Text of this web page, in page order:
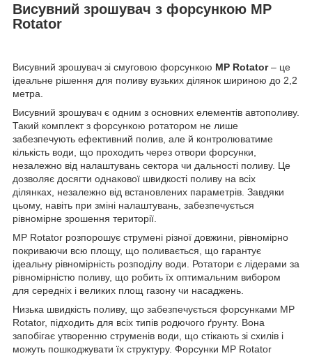
Висувний зрошувач з форсункою MP
Rotator
Висувний зрошувач зі смуговою форсункою MP Rotator– це
ідеальне рішення для поливу вузьких ділянок шириною до 2,2
метра.
Висувний зрошувач є одним з основних елементів автополиву.
Такий комплект з форсункою ротатором не лише
забезпечують ефективний полив, але й контролюватиме
кількість води, що проходить через отвори форсунки,
незалежно від налаштувань сектора чи дальності поливу. Це
дозволяє досягти однакової швидкості поливу на всіх
ділянках, незалежно від встановлених параметрів. Завдяки
цьому, навіть при зміні налаштувань, забезпечується
рівномірне зрошення території.
MP Rotator розпорошує струмені різної довжини, рівномірно
покриваючи всю площу, що поливається, що гарантує
ідеальну рівномірність розподілу води. Ротатори є лідерами за
рівномірністю поливу, що робить їх оптимальним вибором
для середніх і великих площ газону чи насаджень.
Низька швидкість поливу, що забезпечується форсунками MP
Rotator, підходить для всіх типів родючого ґрунту. Вона
запобігає утворенню струменів води, що стікають зі схилів і
можуть пошкоджувати їх структуру. Форсунки MP Rotator